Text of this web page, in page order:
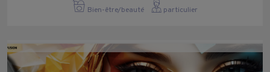
Bien-être/beauté particulier